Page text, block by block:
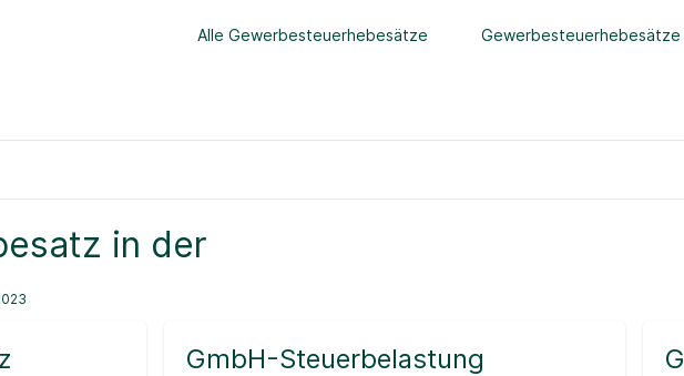
Alle Gewerbesteuerhebesätze Gewerbesteuerhebesätze
in der
GmbH-Steuerbelastung